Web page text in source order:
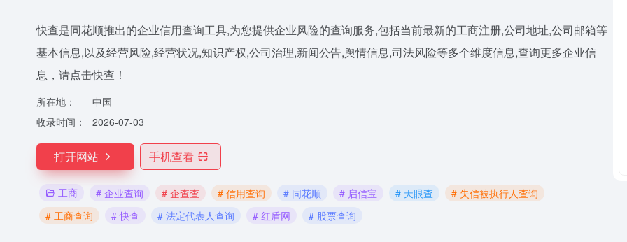
快查是同花顺推出的企业信用查询工具,为您提供企业风险的查询服务,包括当前最新的工商注册,公司地址,公司邮箱等
基本信息,以及经营风险,经营状况,知识产权,公司治理,新闻公告,舆情信息,司法风险等多个维度信息,查询更多企业信
息，请点击快查！
所在地：
中国
收录时间：
2026-07-03
打开网站 手机查看
工商 # 企业查询 # 企查查 # 信用查询 # 同花顺 # 启信宝 # 天眼查
# 失信被执行人查询
# 工商查询
# 快查 # 法定代表人查询 # 红盾网 # 股票查询